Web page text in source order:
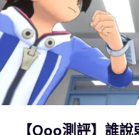
【Qoo測評】誰